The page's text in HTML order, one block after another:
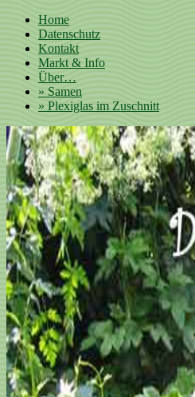
Home
Datenschutz
Kontakt
Markt & Info
Über…
» Samen
» Plexiglas im Zuschnitt